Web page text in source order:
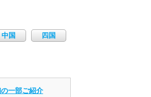
中国 四国
一部ご紹介